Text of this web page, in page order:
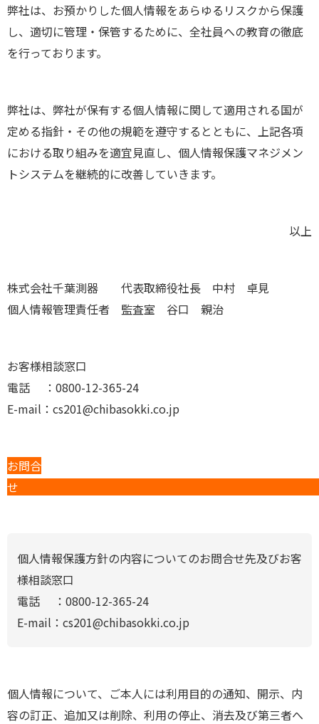
弊社は、お預かりした個人情報をあらゆるリスクから保護
し、適切に管理・保管するために、全社員への教育の徹底
を行っております。
弊社は、弊社が保有する個人情報に関して適用される国が
定める指針・その他の規範を遵守するとともに、上記各項
における取り組みを適宜見直し、個人情報保護マネジメン
トシステムを継続的に改善していきます。
以上
株式会社千葉測器 代表取締役社長 中村 卓見
個人情報管理責任者 監査室 谷口 親治
お客様相談窓口
電話 ：0800-12-365-24
E-mail：cs201@chibasokki.co.jp
お問合
個人情報保護方針の内容についてのお問合せ先及びお客
様相談窓口
電話 ：0800-12-365-24
E-mail：cs201@chibasokki.co.jp
個人情報について、ご本人には利用目的の通知、開示、内
容の訂正、追加又は削除、利用の停止、消去及び第三者へ